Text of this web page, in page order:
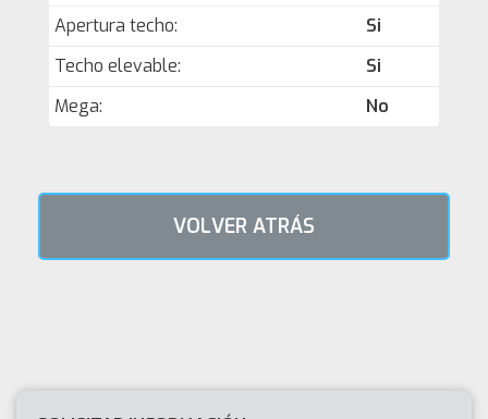
Apertura techo:
Si
Techo elevable:
Si
Mega:
No
VOLVER ATRÁS